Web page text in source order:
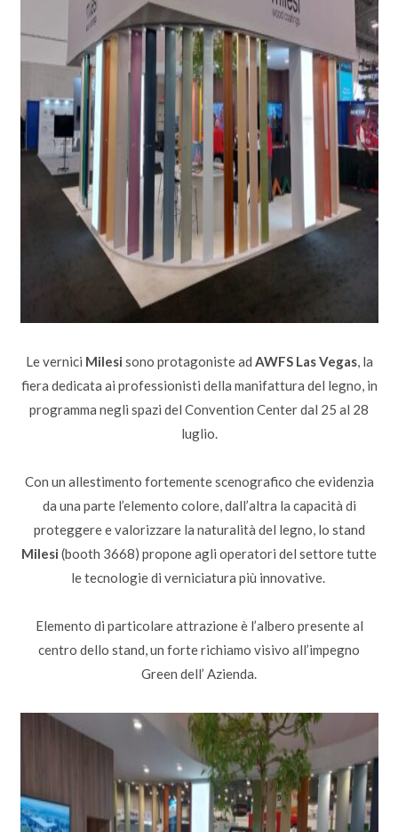
Le vernici Milesi sono protagoniste ad AWFS Las Vegas, la
fiera dedicata ai professionisti della manifattura del legno, in
programma negli spazi del Convention Center dal 25 al 28
luglio.
Con un allestimento fortemente scenografico che evidenzia
da una parte l’elemento colore, dall’altra la capacità di
proteggere e valorizzare la naturalità del legno, lo stand
Milesi (booth 3668) propone agli operatori del settore tutte
le tecnologie di verniciatura più innovative.
Elemento di particolare attrazione è l’albero presente al
centro dello stand, un forte richiamo visivo all’impegno
Green dell’ Azienda.